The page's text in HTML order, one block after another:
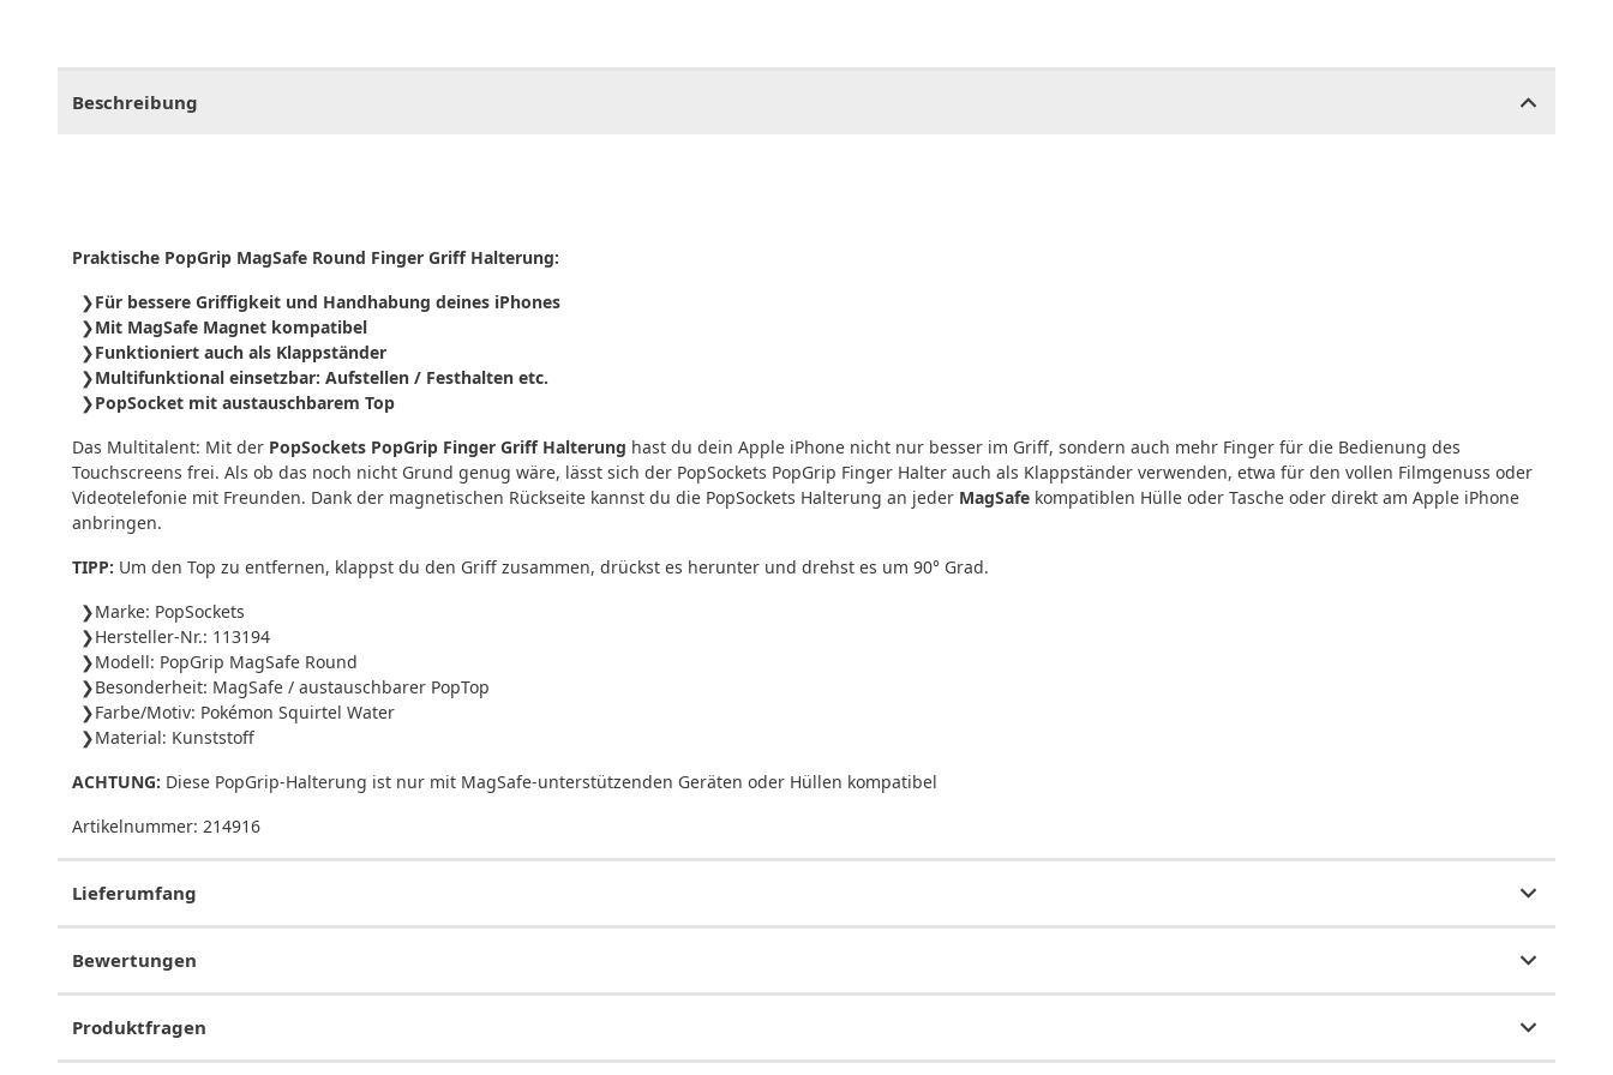
Beschreibung
Praktische PopGrip MagSafe Round Finger Griff Halterung:
Für bessere Griffigkeit und Handhabung deines iPhones
Mit MagSafe Magnet kompatibel
Funktioniert auch als Klappständer
Multifunktional einsetzbar: Aufstellen / Festhalten etc.
PopSocket mit austauschbarem Top
Das Multitalent: Mit der PopSockets PopGrip Finger Griff Halterung hast du dein Apple iPhone nicht nur besser im Griff, sondern auch mehr Finger für die Bedienung des
Touchscreens frei. Als ob das noch nicht Grund genug wäre, lässt sich der PopSockets PopGrip Finger Halter auch als Klappständer verwenden, etwa für den vollen Filmgenuss oder
Videotelefonie mit Freunden. Dank der magnetischen Rückseite kannst du die PopSockets Halterung an jeder MagSafe kompatiblen Hülle oder Tasche oder direkt am Apple iPhone
anbringen.
TIPP: Um den Top zu entfernen, klappst du den Griff zusammen, drückst es herunter und drehst es um 90° Grad.
Marke: PopSockets
Hersteller-Nr.: 113194
Modell: PopGrip MagSafe Round
Besonderheit: MagSafe / austauschbarer PopTop
Farbe/Motiv: Pokémon Squirtel Water
Material: Kunststoff
ACHTUNG: Diese PopGrip-Halterung ist nur mit MagSafe-unterstützenden Geräten oder Hüllen kompatibel
Artikelnummer: 214916
Lieferumfang
Bewertungen
Produktfragen